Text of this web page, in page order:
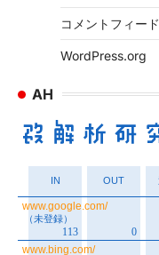
コメントフィード
WordPress.org
AH